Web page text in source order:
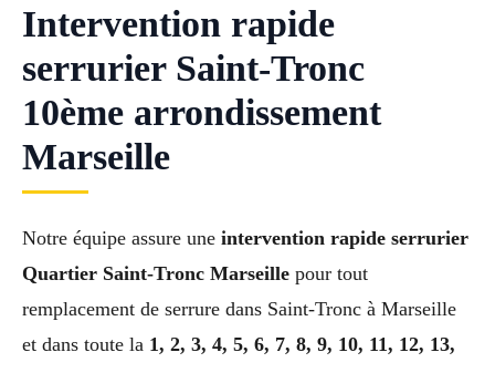
Intervention rapide
serrurier Saint-Tronc
10ème arrondissement
Marseille
Notre équipe assure une intervention rapide serrurier
Quartier Saint-Tronc Marseille pour tout
remplacement de serrure dans Saint-Tronc à Marseille
et dans toute la 1, 2, 3, 4, 5, 6, 7, 8, 9, 10, 11, 12, 13,